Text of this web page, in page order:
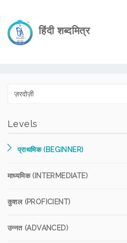
हिंदी शब्दमित्र
Levels
प्राथमिक (BEGINNER)
माध्यमिक (INTERMEDIATE)
कुशल (PROFICIENT)
उन्नत (ADVANCED)